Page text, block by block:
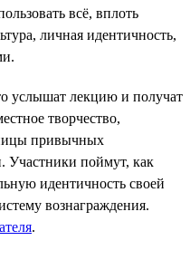
всё, вплоть
личная идентичность,
услышат лекцию и получат
творчество,
привычных
Участники поймут, как
идентичность своей
вознаграждения.
.